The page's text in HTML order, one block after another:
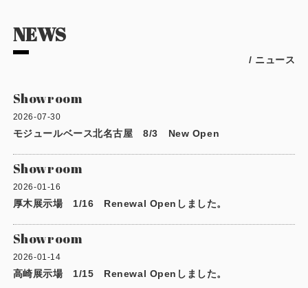
用途から探す
倉庫・工場
店舗
ガレージ・物置
勉強部屋・子供部屋
休憩室・喫煙室
中古品
その他
NEWS
/ ニュース
Showroom
2026-07-30
モジュールベース北名古屋 8/3 New Open
Showroom
2026-01-16
厚木展示場 1/16 Renewal Openしました。
Showroom
2026-01-14
高崎展示場 1/15 Renewal Openしました。